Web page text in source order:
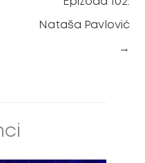
Nataša Pavlović
→